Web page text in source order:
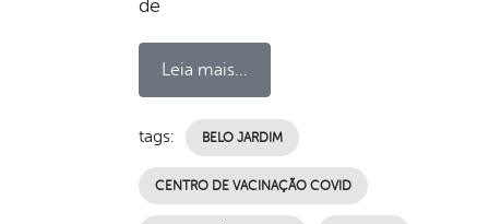
de
Leia mais...
tags: BELO JARDIM
CENTRO DE VACINAÇÃO COVID